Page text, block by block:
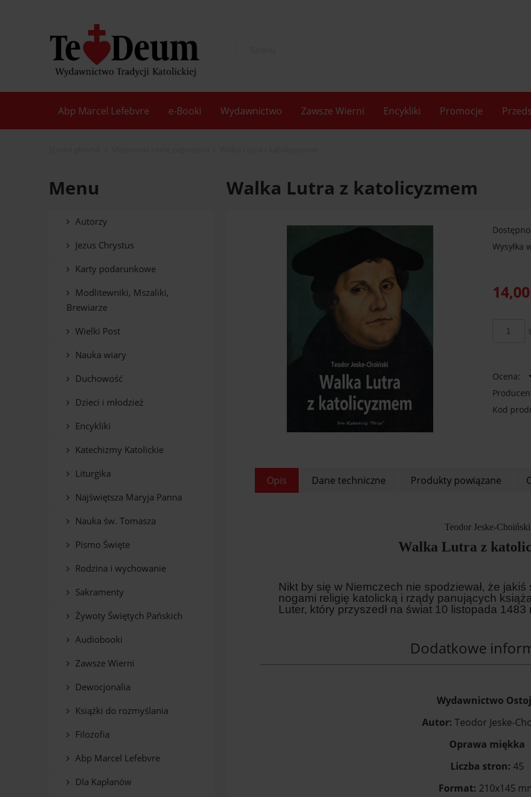
Abp Marcel Lefebvre e-Booki Wydawnictwo Zawsze Wierni Encykliki Promocje
Menu
Autorzy
Jezus Chrystus
Karty podarunkowe
Modlitewniki, Mszaliki,
Brewiarze
Wielki Post
Nauka wiary
Duchowość
Dzieci i młodzież
Encykliki
Katechizmy Katolickie
Liturgika
Najświętsza Maryja Panna
Nauka św. Tomasza
Pismo Święte
Rodzina i wychowanie
Sakramenty
Żywoty Świętych Pańskich
Audiobooki
Zawsze Wierni
Dewocjonalia
Książki do rozmyślania
Filozofia
Abp Marcel Lefebvre
Dla Kapłanów
Walka Lutra z katolicyzmem
Wysyłka
Ocena:
Kod
Opis Dane techniczne Produkty powiązane
Teodor Jeske-Choiński
Walka Lutra z
Nikt by się w Niemczech nie spodziewał, że
nogami religię katolicką i rządy panujących
Luter, który przyszedł na świat 10 listopada
Dodatkowe
Wydawnictwo
Autor: Teodor Jeske-
Oprawa miękka
Liczba stron: 45
Format: 210x145